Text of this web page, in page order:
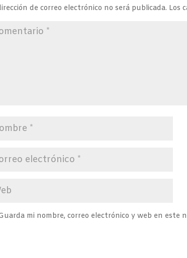
de correo electrónico no será publicada. Los
mi nombre, correo electrónico y web en este